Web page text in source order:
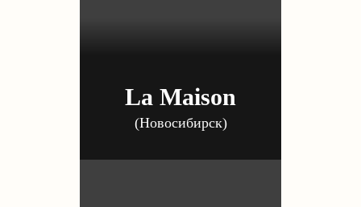
La Maison
(Новосибирск)